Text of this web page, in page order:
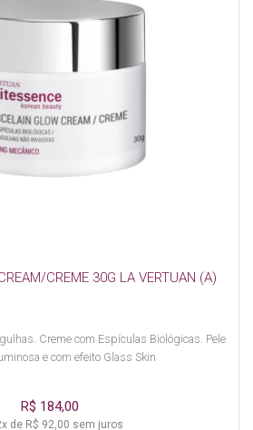
CREME 30G LA VERTUAN (A)
Creme com Espículas Biológicas. Pele
e com efeito Glass Skin
R$ 184,00
de R$ 92,00 sem juros